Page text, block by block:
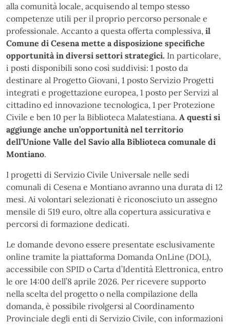
alla comunità locale, acquisendo al tempo stesso
competenze utili per il proprio percorso personale e
professionale. Accanto a questa offerta complessiva, il
Comune di Cesena mette a disposizione specifiche
opportunità in diversi settori strategici. In particolare,
i posti disponibili sono così suddivisi: 1 posto da
destinare al Progetto Giovani, 1 posto Servizio Progetti
integrati e progettazione europea, 1 posto per Servizi al
cittadino ed innovazione tecnologica, 1 per Protezione
Civile e ben 10 per la Biblioteca Malatestiana. A questi si
aggiunge anche un’opportunità nel territorio
dell’Unione Valle del Savio alla Biblioteca comunale di
Montiano.
I progetti di Servizio Civile Universale nelle sedi
comunali di Cesena e Montiano avranno una durata di 12
mesi. Ai volontari selezionati è riconosciuto un assegno
mensile di 519 euro, oltre alla copertura assicurativa e
percorsi di formazione dedicati.
Le domande devono essere presentate esclusivamente
online tramite la piattaforma Domanda OnLine (DOL),
accessibile con SPID o Carta d’Identità Elettronica, entro
le ore 14:00 dell’8 aprile 2026. Per ricevere supporto
nella scelta del progetto o nella compilazione della
domanda, è possibile rivolgersi al Coordinamento
Provinciale degli enti di Servizio Civile, con informazioni